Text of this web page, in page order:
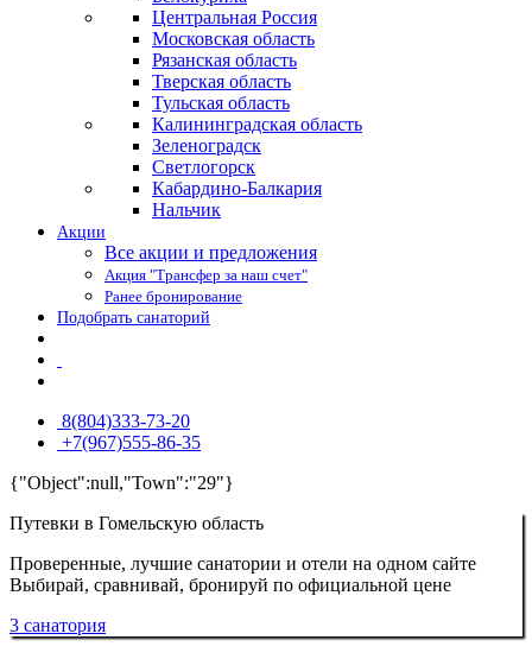
Центральная Россия
Московская область
Рязанская область
Тверская область
Тульская область
Калининградская область
Зеленоградск
Светлогорск
Кабардино-Балкария
Нальчик
Акции
Все акции и предложения
Акция "Трансфер за наш счет"
Ранее бронирование
Подобрать санаторий
8(804)333-73-20
+7(967)555-86-35
{"Object":null,"Town":"29"}
Путевки в Гомельскую область
Проверенные, лучшие санатории и отели на одном сайте
Выбирай, сравнивай, бронируй по официальной цене
3 санатория